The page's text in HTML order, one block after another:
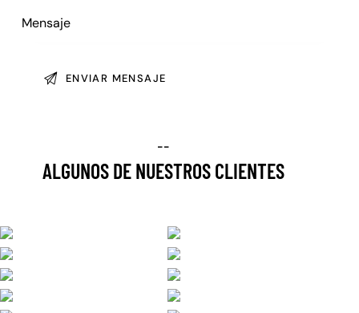
--
ALGUNOS DE NUESTROS CLIENTES